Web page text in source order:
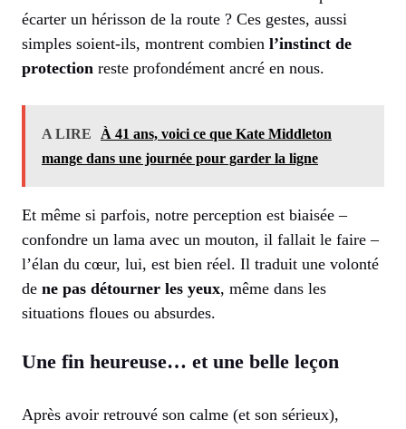
écarter un hérisson de la route ? Ces gestes, aussi
simples soient-ils, montrent combien l’instinct de
protection reste profondément ancré en nous.
A LIRE
À 41 ans, voici ce que Kate Middleton
mange dans une journée pour garder la ligne
Et même si parfois, notre perception est biaisée –
confondre un lama avec un mouton, il fallait le faire –
l’élan du cœur, lui, est bien réel. Il traduit une volonté
de ne pas détourner les yeux, même dans les
situations floues ou absurdes.
Une fin heureuse… et une belle leçon
Après avoir retrouvé son calme (et son sérieux),